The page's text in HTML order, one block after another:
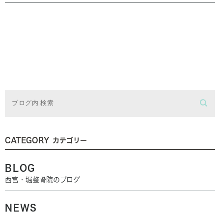
CATEGORY カテゴリー
BLOG
西宮・堀整骨院のブログ
NEWS